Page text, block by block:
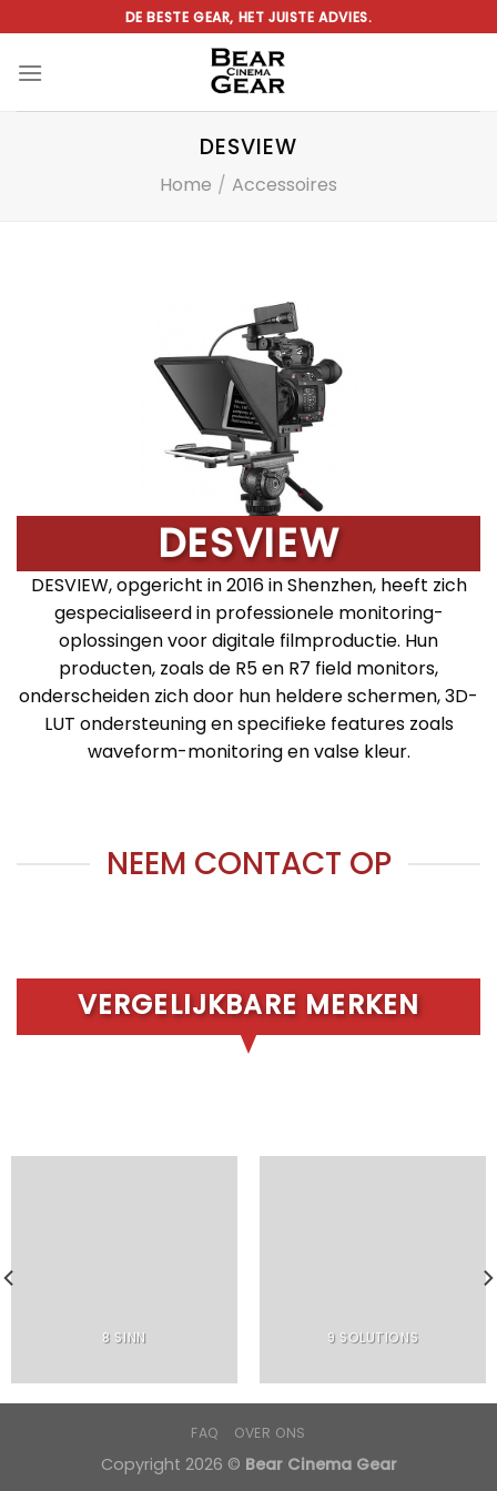
naar
inhoud
DE BESTE GEAR, HET JUISTE ADVIES.
DESVIEW
Home / Accessoires
DESVIEW
DESVIEW, opgericht in 2016 in Shenzhen, heeft zich
gespecialiseerd in professionele monitoring-
oplossingen voor digitale filmproductie. Hun
producten, zoals de R5 en R7 field monitors,
onderscheiden zich door hun heldere schermen, 3D-
LUT ondersteuning en specifieke features zoals
waveform-monitoring en valse kleur.
NEEM CONTACT OP
VERGELIJKBARE MERKEN
8 SINN 9 SOLUTIONS
FAQ OVER ONS
Copyright 2026 © Bear Cinema Gear